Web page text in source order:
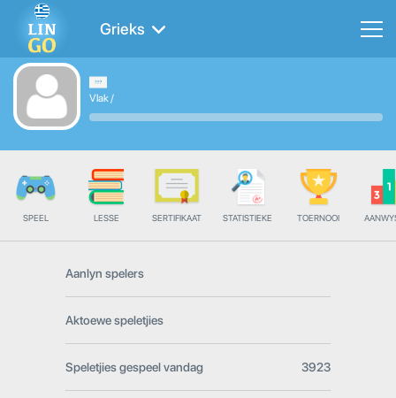
Grieks
Vlak/
SPEEL LESSE SERTIFIKAAT STATISTIEKE TOERNOOI
Aanlyn spelers
Aktoewe speletjies
Speletjies gespeel vandag 3923